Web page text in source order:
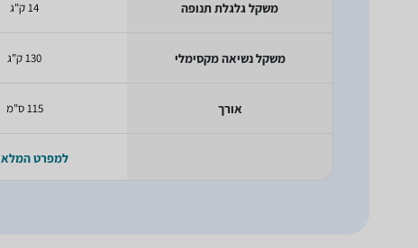
משקל גלגלת תנופה
משקל נשיאה מקסימלי
אורך
14 ק"ג
130 ק"ג
115 ס"מ
למפרט המלא